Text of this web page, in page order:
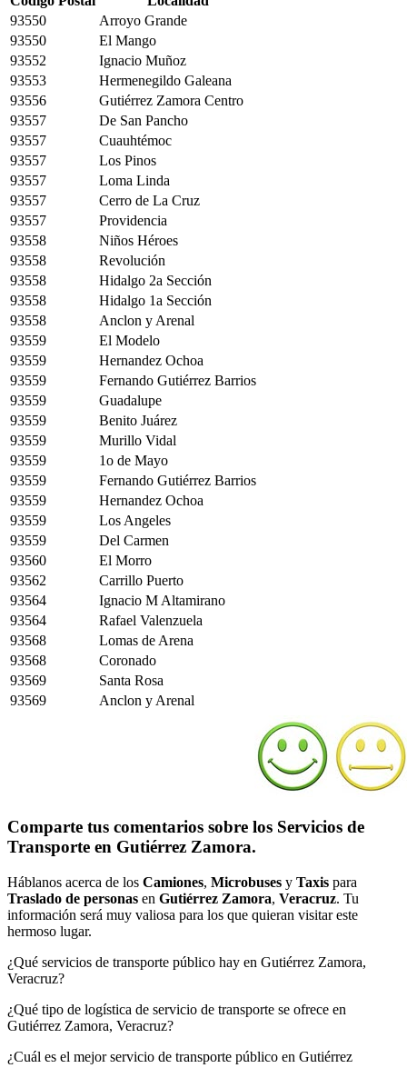
93550
Arroyo Grande
93550
El Mango
93552
Ignacio Muñoz
93553
Hermenegildo Galeana
93556
Gutiérrez Zamora Centro
93557
De San Pancho
93557
Cuauhtémoc
93557
Los Pinos
93557
Loma Linda
93557
Cerro de La Cruz
93557
Providencia
93558
Niños Héroes
93558
Revolución
93558
Hidalgo 2a Sección
93558
Hidalgo 1a Sección
93558
Anclon y Arenal
93559
El Modelo
93559
Hernandez Ochoa
93559
Fernando Gutiérrez Barrios
93559
Guadalupe
93559
Benito Juárez
93559
Murillo Vidal
93559
1o de Mayo
93559
Fernando Gutiérrez Barrios
93559
Hernandez Ochoa
93559
Los Angeles
93559
Del Carmen
93560
El Morro
93562
Carrillo Puerto
93564
Ignacio M Altamirano
93564
Rafael Valenzuela
93568
Lomas de Arena
93568
Coronado
93569
Santa Rosa
93569
Anclon y Arenal
Comparte tus comentarios sobre los Servicios de
Transporte en Gutiérrez Zamora.
Háblanos acerca de los Camiones, Microbuses y Taxis para
Traslado de personas en Gutiérrez Zamora, Veracruz. Tu
información será muy valiosa para los que quieran visitar este
hermoso lugar.
¿Qué servicios de transporte público hay en Gutiérrez Zamora,
Veracruz?
¿Qué tipo de logística de servicio de transporte se ofrece en
Gutiérrez Zamora, Veracruz?
¿Cuál es el mejor servicio de transporte público en Gutiérrez